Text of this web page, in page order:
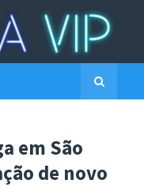
em São
de novo